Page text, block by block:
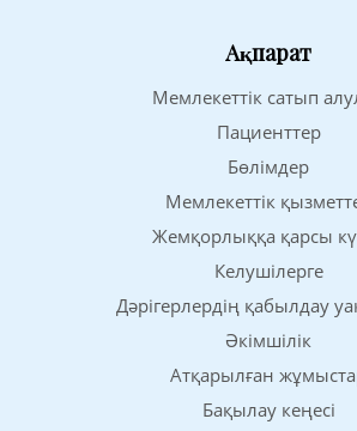
Ақпарат
Мемлекеттік сатып
Пациенттер
Бөлімдер
Мемлекеттік
Жемқорлыққа қарсы
Келушілерге
Дәрігерлердің қабылдау
Әкімшілік
Атқарылған
Бақылау кеңесі